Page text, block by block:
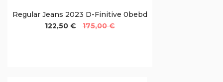
Regular Jeans 2023 D-Finitive 0bebd
122,50 €
175,00 €